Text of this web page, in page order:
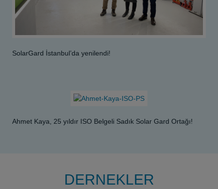
SolarGard İstanbul’da yenilendi!
Ahmet Kaya, 25 yıldır ISO Belgeli Sadık Solar Gard Ortağı!
DERNEKLER